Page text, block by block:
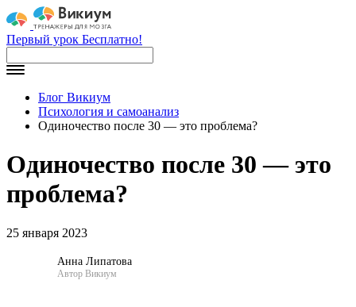
Первый урок Бесплатно!
Блог Викиум
Психология и самоанализ
Одиночество после 30 — это проблема?
Одиночество после 30 — это
проблема?
25 января 2023
Анна Липатова
Автор Викиум